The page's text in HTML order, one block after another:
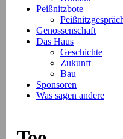
Peißnitzbote
Genossenschaft
Das Haus
Geschichte
Zukunft
Bau
Sponsoren
Was sagen andere